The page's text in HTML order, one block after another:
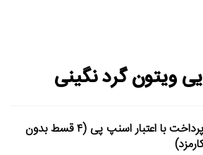
ویتون گرد نگینی
پرداخت با اعتبار اسنپ پی (۴ قسط بدون
کارمزد)